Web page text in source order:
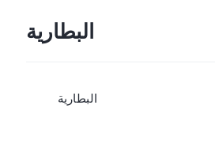
البطارية
البطارية